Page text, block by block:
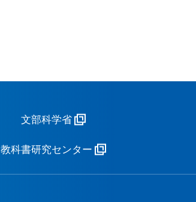
文部科学省
教科書研究センター